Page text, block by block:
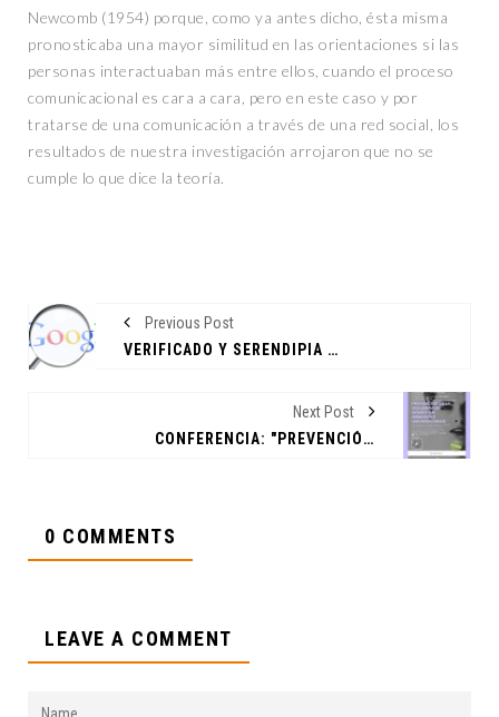
Newcomb (1954) porque, como ya antes dicho, ésta misma
pronosticaba una mayor similitud en las orientaciones si las
personas interactuaban más entre ellos, cuando el proceso
comunicacional es cara a cara, pero en este caso y por
tratarse de una comunicación a través de una red social, los
resultados de nuestra investigación arrojaron que no se
cumple lo que dice la teoría.
Previous Post
VERIFICADO Y SERENDIPIA GANAN EL GOOGLE NEWS INITIATIVE INNOVATION CHALLENGE 2021
Next Post
CONFERENCIA: "PREVENCIÓN DE LA VIOLENCIA DE GÉNERO EN AMBIENTES UNIVERSITARIOS"
0 COMMENTS
LEAVE A COMMENT